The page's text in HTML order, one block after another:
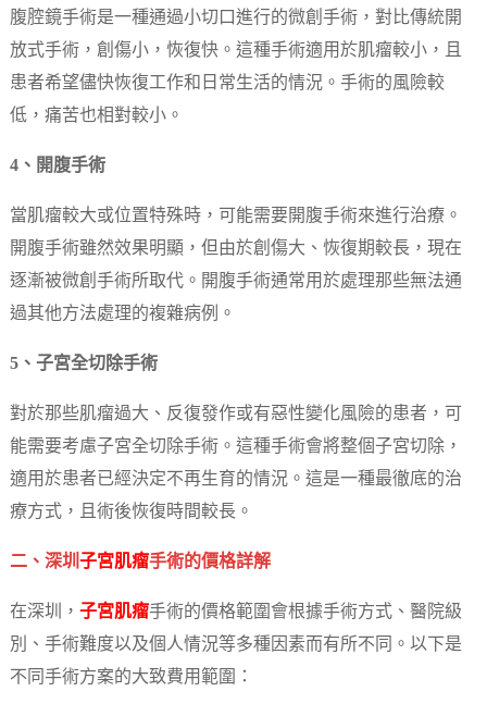
腹腔鏡手術是一種通過小切口進行的微創手術，對比傳統開
放式手術，創傷小，恢復快。這種手術適用於肌瘤較小，且
患者希望儘快恢復工作和日常生活的情況。手術的風險較
低，痛苦也相對較小。
4、開腹手術
當肌瘤較大或位置特殊時，可能需要開腹手術來進行治療。
開腹手術雖然效果明顯，但由於創傷大、恢復期較長，現在
逐漸被微創手術所取代。開腹手術通常用於處理那些無法通
過其他方法處理的複雜病例。
5、子宮全切除手術
對於那些肌瘤過大、反復發作或有惡性變化風險的患者，可
能需要考慮子宮全切除手術。這種手術會將整個子宮切除，
適用於患者已經決定不再生育的情況。這是一種最徹底的治
療方式，且術後恢復時間較長。
二、深圳 子宮肌瘤手術的價格詳解
在深圳， 子宮肌瘤手術的價格範圍會根據手術方式、醫院級
別、手術難度以及個人情況等多種因素而有所不同。以下是
不同手術方案的大致費用範圍：